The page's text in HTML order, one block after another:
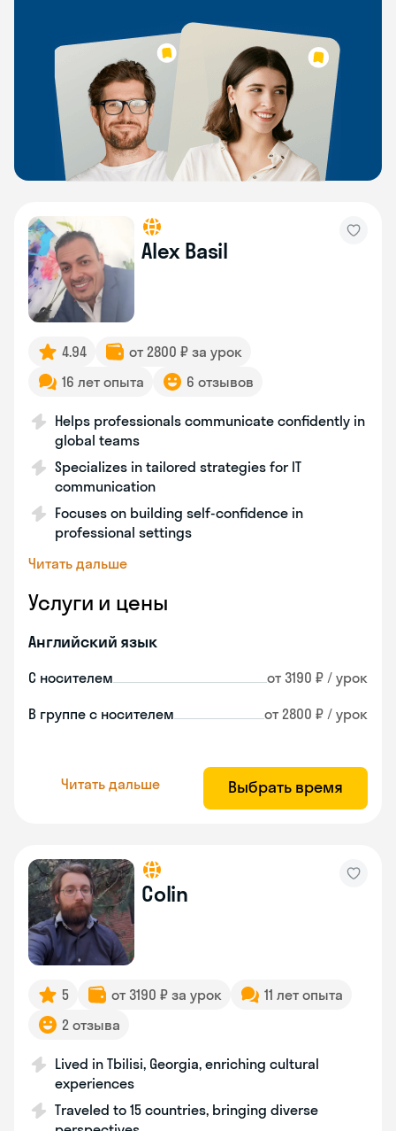
Alex Basil
4.94
от 2800 ₽ за урок
16 лет опыта
6 отзывов
Helps professionals communicate confidently in
global teams
Specializes in tailored strategies for IT
communication
Focuses on building self-confidence in
professional settings
Читать дальше
Услуги и цены
Английский язык
С носителем от 3190 ₽ / урок
В группе с носителем от 2800 ₽ / урок
Читать дальше Выбрать время
Colin
5 от 3190 ₽ за урок
11 лет опыта
2 отзыва
Lived in Tbilisi, Georgia, enriching cultural
experiences
Traveled to 15 countries, bringing diverse